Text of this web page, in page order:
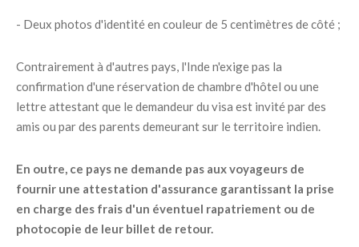
- Deux photos d'identité en couleur de 5 centimètres de côté ;
Contrairement à d'autres pays, l'Inde n'exige pas la
confirmation d'une réservation de chambre d'hôtel ou une
lettre attestant que le demandeur du visa est invité par des
amis ou par des parents demeurant sur le territoire indien.
En outre, ce pays ne demande pas aux voyageurs de
fournir une attestation d'assurance garantissant la prise
en charge des frais d'un éventuel rapatriement ou de
photocopie de leur billet de retour.